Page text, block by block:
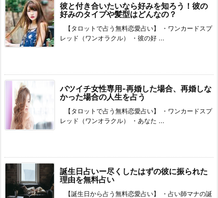
彼と付き合いたいなら好みを知ろう！彼の
好みのタイプや髪型はどんなの？
【タロットで占う無料恋愛占い】 ・ワンカードスプ
レッド（ワンオラクル） ・彼の好 ...
バツイチ女性専用-再婚した場合、再婚しな
かった場合の人生を占う
【タロットで占う無料恋愛占い】 ・ワンカードスプ
レッド（ワンオラクル） ・あなた ...
誕生日占いー尽くしたはずの彼に振られた
理由を無料占い
【誕生日から占う無料恋愛占い】 ・占い師マナの誕